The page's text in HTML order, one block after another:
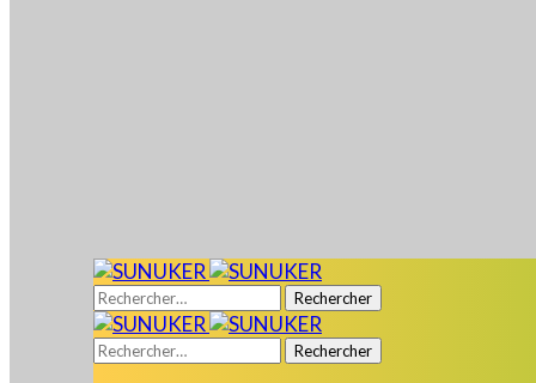
Rechercher :
Rechercher :